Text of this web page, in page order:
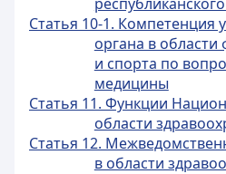
Статья 10-1. Компетенция
органа в области
и спорта по
медицины
Статья 11. Функции
области
Статья 12.
в области